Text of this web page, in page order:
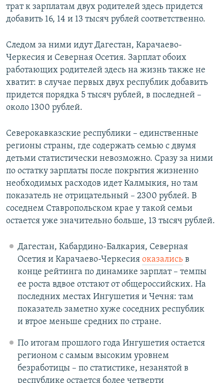
трат к зарплатам двух родителей здесь придется
добавить 16, 14 и 13 тысяч рублей соответственно.
Следом за ними идут Дагестан, Карачаево-
Черкесия и Северная Осетия. Зарплат обоих
работающих родителей здесь на жизнь также не
хватит: в случае первых двух республик добавить
придется порядка 5 тысяч рублей, в последней –
около 1300 рублей.
Северокавказские республики – единственные
регионы страны, где содержать семью с двумя
детьми статистически невозможно. Сразу за ними
по остатку зарплаты после покрытия жизненно
необходимых расходов идет Калмыкия, но там
показатель не отрицательный – 2300 рублей. В
соседнем Ставропольском крае у такой семьи
остается уже значительно больше, 13 тысяч рублей.
Дагестан, Кабардино-Балкария, Северная
Осетия и Карачаево-Черкесия оказалисьв
конце рейтинга по динамике зарплат – темпы
ее роста вдвое отстают от общероссийских. На
последних местах Ингушетия и Чечня: там
показатель заметно хуже соседних республик
и втрое меньше средних по стране.
По итогам прошлого года Ингушетия остается
регионом с самым высоким уровнем
безработицы – по статистике, незанятой в
республике остается более четверти